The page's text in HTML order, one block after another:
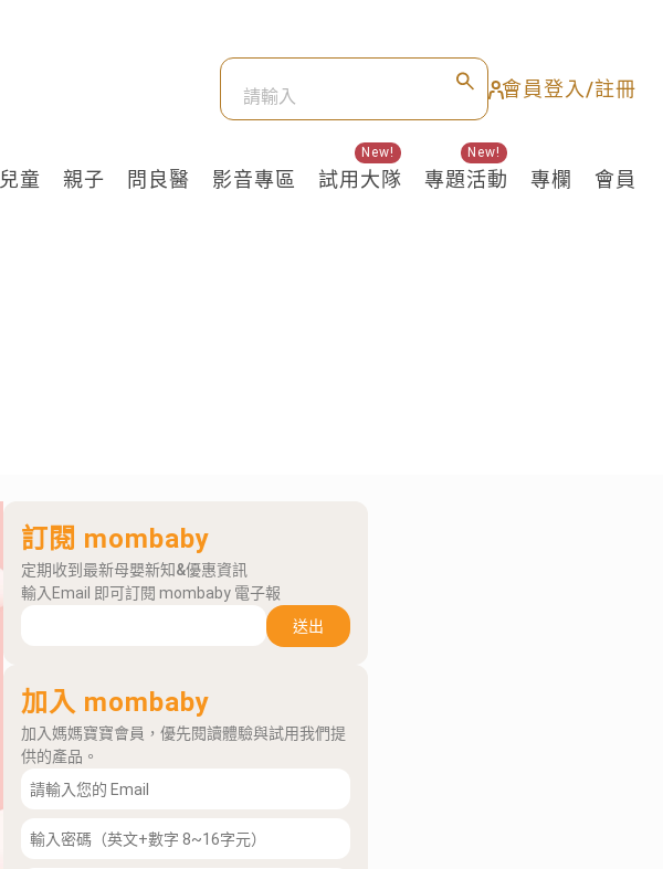
會員登入/註冊
兒童 親子 問良醫 影音專區 試用大隊
New!
專題活動
New!
專欄 會員
訂閱 mombaby
定期收到最新母嬰新知&優惠資訊
輸入Email 即可訂閱 mombaby 電子報
送出
加入 mombaby
加入媽媽寶寶會員，優先閱讀體驗與試用我們提
供的產品。